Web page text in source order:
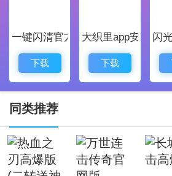
英雄本色，是兄弟就来攻沙!
轻松打金，挂机致富直接安排!
告别繁琐的找怪模式，挂机即可轻
步开放，超多BOSS等你来杀，不
十倍爆率，拒绝氪金从我做起!
超高爆率，小怪即可爆神器。更有
一键闪清官方最新版
下载
大织里app安卓版
下载
闪
同类推荐